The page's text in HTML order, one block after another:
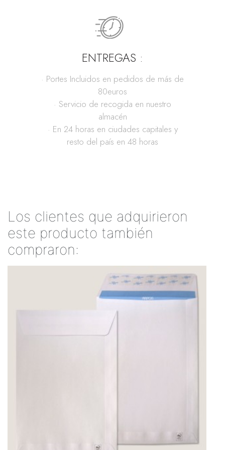
ENTREGAS :
· Portes Incluidos en pedidos de más de
80euros
· Servicio de recogida en nuestro
almacén
· En 24 horas en ciudades capitales y
resto del país en 48 horas
Los clientes que adquirieron
este producto también
compraron: